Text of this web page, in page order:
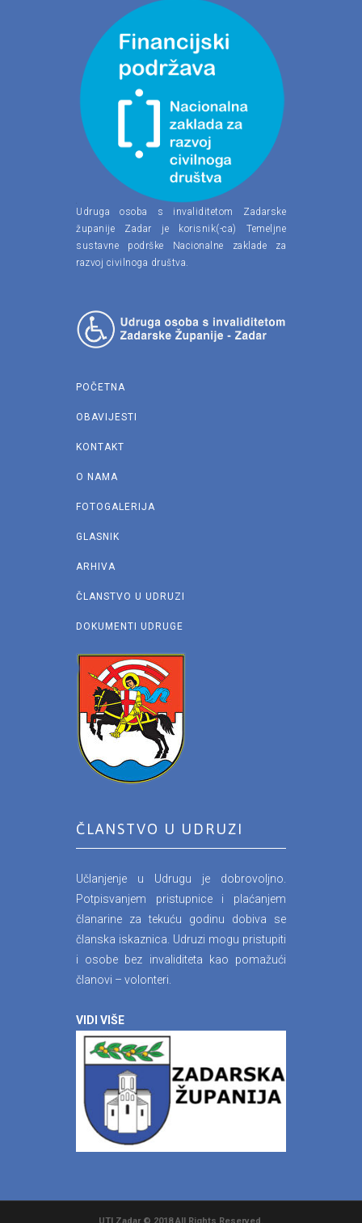
Udruga osoba s invaliditetom Zadarske
županije Zadar je korisnik(-ca) Temeljne
sustavne podrške Nacionalne zaklade za
razvoj civilnoga društva.
POČETNA
OBAVIJESTI
KONTAKT
O NAMA
FOTOGALERIJA
GLASNIK
ARHIVA
ČLANSTVO U UDRUZI
DOKUMENTI UDRUGE
ČLANSTVO U UDRUZI
Učlanjenje u Udrugu je dobrovoljno.
Potpisvanjem pristupnice i plaćanjem
članarine za tekuću godinu dobiva se
članska iskaznica. Udruzi mogu pristupiti
i osobe bez invaliditeta kao pomažući
članovi – volonteri.
VIDI VIŠE
UTI Zadar © 2018 All Rights Reserved.